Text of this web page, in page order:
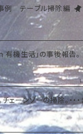
例 テーブル掃除編
機生活」の事後報告。
ェーンソーの掃除。・・